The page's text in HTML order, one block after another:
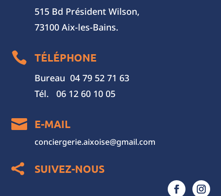
515 Bd Président Wilson,
73100 Aix-les-Bains.
 TÉLÉPHONE
Bureau 04 79 52 71 63
Tél. 06 12 60 10 05
 E-MAIL
conciergerie.aixoise@gmail.com
 SUIVEZ-NOUS